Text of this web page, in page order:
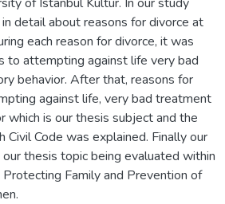
detail about reasons for divorce at
each reason for divorce, it was
to attempting against life very bad
behavior. After that, reasons for
against life, very bad treatment
which is our thesis subject and the
Civil Code was explained. Finally our
thesis topic being evaluated within
Family and Prevention of